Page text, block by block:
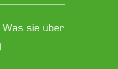
Was sie über